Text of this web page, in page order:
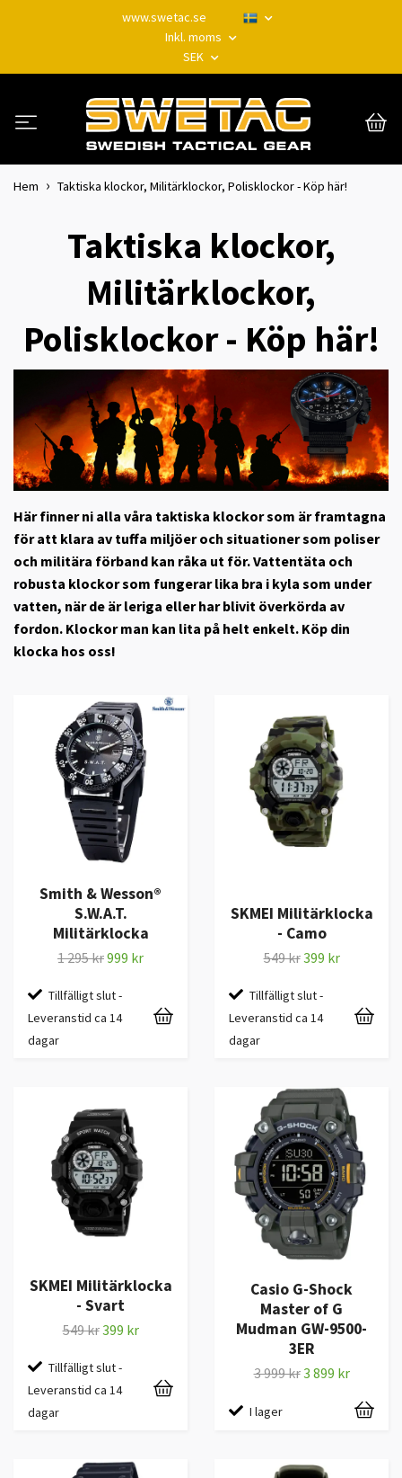
www.swetac.se
Inkl. moms
SEK
Hem Taktiska klockor, Militärklockor, Polisklockor - Köp här!
Taktiska klockor,
Militärklockor,
Polisklockor - Köp här!
Här finner ni alla våra taktiska klockor som är framtagna
för att klara av tuffa miljöer och situationer som poliser
och militära förband kan råka ut för. Vattentäta och
robusta klockor som fungerar lika bra i kyla som under
vatten, när de är leriga eller har blivit överkörda av
fordon. Klockor man kan lita på helt enkelt. Köp din
klocka hos oss!
Smith & Wesson®
S.W.A.T.
Militärklocka
1 295 kr999 kr
Tillfälligt slut -
Leveranstid ca 14
dagar
SKMEI Militärklocka
- Camo
549 kr399 kr
Tillfälligt slut -
Leveranstid ca 14
dagar
SKMEI Militärklocka
- Svart
549 kr399 kr
Tillfälligt slut -
Leveranstid ca 14
dagar
Casio G-Shock
Master of G
Mudman GW-9500-
3ER
3 999 kr3 899 kr
I lager